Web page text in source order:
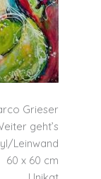
Grieser
geht’s
Leinwand
60 x 60 cm